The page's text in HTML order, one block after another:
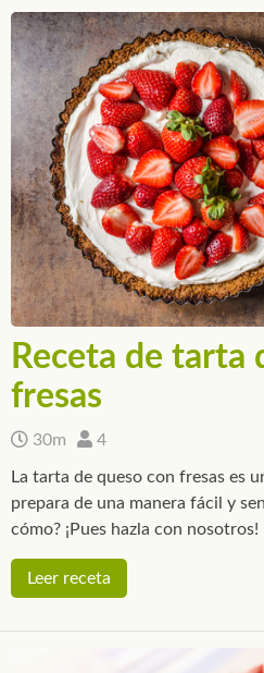
Receta de tarta
fresas
30m 4
La tarta de queso con fresas es
prepara de una manera fácil y
cómo? ¡Pues hazla con nosotros!
Leer receta